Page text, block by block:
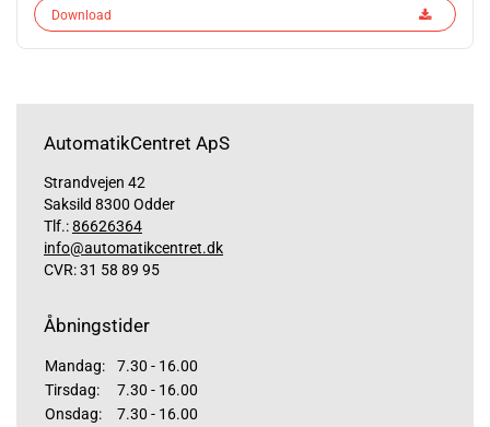
Download
AutomatikCentret ApS
Strandvejen 42
Saksild 8300 Odder
Tlf.:86626364
info@automatikcentret.dk
CVR: 31 58 89 95
Åbningstider
Mandag:
7.30 - 16.00
Tirsdag:
7.30 - 16.00
Onsdag:
7.30 - 16.00